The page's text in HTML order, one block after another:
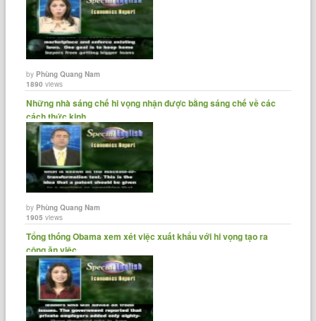
byPhùng Quang Nam
1890 views
Những nhà sáng chế hi vọng nhận được bằng sáng chế về các
cách thức kinh......
byPhùng Quang Nam
1905 views
Tổng thống Obama xem xét việc xuất khẩu với hi vọng tạo ra
công ăn việc......